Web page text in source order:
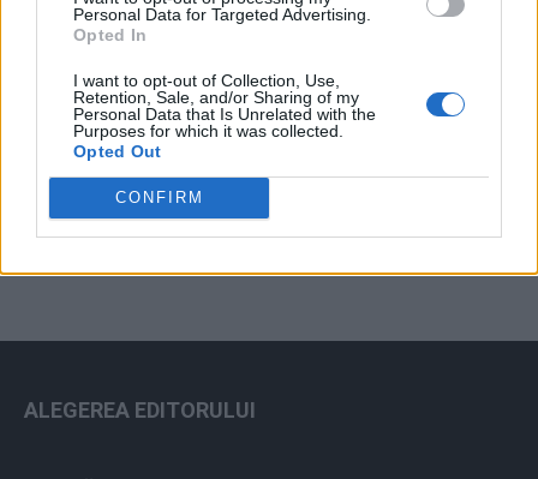
Personal Data for Targeted Advertising.
Opted In
I want to opt-out of Collection, Use,
Retention, Sale, and/or Sharing of my
Personal Data that Is Unrelated with the
Purposes for which it was collected.
Opted Out
CONFIRM ad
ALEGEREA EDITORULUI